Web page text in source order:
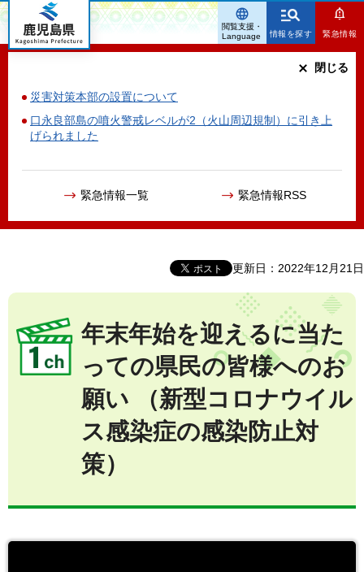
鹿児島県
情報を探す 緊急情報
災害対策本部の設置について
口永良部島の噴火警戒レベルが2（火山周辺規制）に引き上
げられました
緊急情報一覧 緊急情報RSS
閉じる
閲覧支援・
Language
更新日：2022年12月21日
年末年始を迎えるに当た
っての県民の皆様へのお
願い （新型コロナウイル
ス感染症の感染防止対
策）